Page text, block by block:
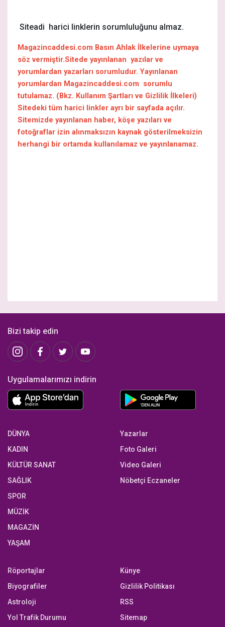
Siteadi harici linklerin sorumluluğunu almaz.
Magazincaddesi.com Basın Ahlak İlkelerine uymaya
söz vermiştir.Sitede yayınlanan yazılar ve
yorumlardan yazarları sorumludur. Yayınlanan
yorumlardan Magazincaddesi.com sorumlu
tutulamaz. (Bkz. Kullanım Şartları ve Gizlilik İlkeleri)
Sitedeki tüm harici linkler ayrı bir sayfada açılır.
Sitemizde yayınlanan haber, köşe yazıları ve
fotoğraflar izin alınmaksızın kaynak gösterilmeksizin
herhangi bir ortamda kullanılamaz ve yayınlanamaz.
Bizi takip edin
Uygulamalarımızı indirin
DÜNYA
KADIN
KÜLTÜR SANAT
SAĞLIK
SPOR
MÜZİK
MAGAZİN
YAŞAM
Yazarlar
Foto Galeri
Video Galeri
Nöbetçi Eczaneler
Röportajlar
Biyografiler
Astroloji
Yol Trafik Durumu
Künye
Gizlilik Politikası
RSS
Sitemap